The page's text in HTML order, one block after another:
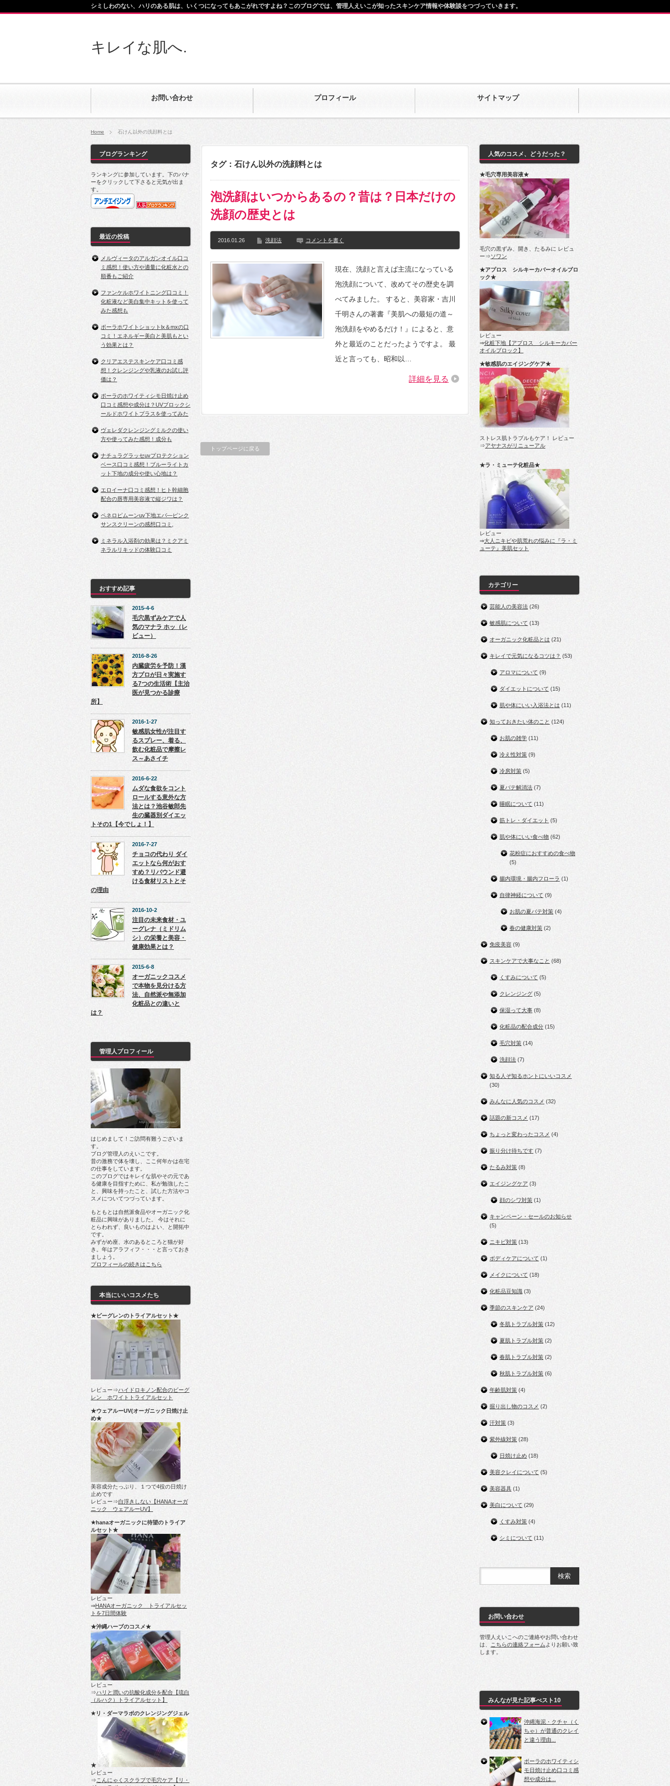
キレイな肌へ.
お問い合わせ プロフィール サイトマップ
シミしわのない、ハリのある肌は、いくつになってもあこがれですよね？このブログでは、管理人えいこが知ったスキンケア情報や体験談をつづっていきます。
Home 石けん以外の洗顔料とは
タグ：石けん以外の洗顔料とは
泡洗顔はいつからあるの？昔は？日本だけの
洗顔の歴史とは
2016.01.26 洗顔法 コメントを書く
現在、洗顔と言えば主流になっている
泡洗顔について、改めてその歴史を調
べてみました。 すると、美容家・吉川
千明さんの著書『美肌への最短の道～
泡洗顔をやめるだけ！』によると、意
外と最近のことだったようですよ。 最
近と言っても、昭和以…
詳細を見る
トップページに戻る
ブログランキング
ランキングに参加しています。下のバナ
ーをクリックして下さると元気が出ま
す。
最近の投稿
メルヴィータのアルガンオイル口コ
ミ感想！使い方や適量に化粧水との
順番もご紹介
ファンケルホワイトニング口コミ！
化粧液など美白集中キットを使って
みた感想も
ポーラホワイトショットlx＆mxの口
コミ！エネルギー美白と美肌もとい
う効果とは？
クリアエステスキンケア口コミ感
想！クレンジングや乳液のお試し評
価は？
ポーラのホワイティシモ日焼け止め
口コミ感想や成分は？UVブロックシ
ールドホワイトプラスを使ってみた
ヴェレダクレンジングミルクの使い
方や使ってみた感想！成分も
ナチュラグラッセuvプロテクション
ベース口コミ感想！ブルーライトカ
ット下地の成分や使い心地は？
エロイーナ口コミ感想！ヒト幹細胞
配合の唇専用美容液で縦ジワは？
ペネロピムーンuv下地エバ―ピンク
サンスクリーンの感想口コミ,
ミネラル入浴剤の効果は？ミクアミ
ネラルリキッドの体験口コミ
おすすめ記事
2015-4-6
毛穴黒ずみケアで人
気のマナラ ホッ（レ
ビュー）
2016-8-26
内臓疲労を予防！漢
方プロが日々実施す
る7つの生活術【主治
医が見つかる診療
所】
2016-1-27
敏感肌女性が注目す
るスプレー、着る、
飲む化粧品で摩擦レ
ス～あさイチ
2016-6-22
ムダな食欲をコント
ロールする意外な方
法とは？池谷敏郎先
生の臓器別ダイエッ
トその1【今でしょ！】
2016-7-27
チョコの代わり ダイ
エットなら何がおす
すめ？リバウンド避
ける食材リストとそ
の理由
2016-10-2
注目の未来食材・ユ
ーグレナ（ミドリム
シ）の栄養と美容・
健康効果とは？
2015-6-8
オーガニックコスメ
で本物を見分ける方
法、自然派や無添加
化粧品との違いと
は？
管理人プロフィール
はじめまして！ご訪問有難うございま
す。
ブログ管理人のえいこです。
昔の激務で体を壊し、ここ何年かは在宅
の仕事をしています。
このブログではキレイな肌やその元であ
る健康を目指すために、私が勉強したこ
と、興味を持ったこと、試した方法やコ
スメについてつづっています。
もともとは自然派食品やオーガニック化
粧品に興味がありました。 今はそれに
とらわれず、良いものはよい、と開拓中
です。
みずがめ座、水のあるところと猫が好
き。年はアラフィフ・・・と言っておき
ましょう。
プロフィールの続きはこちら
本当にいいコスメたち
★ビーグレンのトライアルセット★
レビュー⇒ハイドロキノン配合のビーグ
レン ホワイトトライアルセット
★ウェアルーUV(オーガニック日焼け止
め★
美容成分たっぷり、１つで4役の日焼け
止めです
レビュー⇒白浮きしない【HANAオーガ
ニック ウェアルーUV】
★hanaオーガニックに待望のトライア
ルセット★
レビュー
⇒HANAオーガニック トライアルセッ
トを7日間体験
★沖縄ハーブのコスメ★
レビュー
⇒ハリと潤いの抗酸化成分を配合【琉白
（ルハク）トライアルセット】
★リ・ダーマラボのクレンジングジェル
★
レビュー
⇒ こんにゃくスクラブで毛穴ケア【リ・
人気のコスメ、どうだった？
★毛穴専用美容液★
毛穴の黒ずみ、開き、たるみに レビュ
ー⇒ソワン
★アプロス シルキーカバーオイルブロ
ック★
レビュー
⇒化粧下地【アプロス シルキーカバー
オイルブロック】
★敏感肌のエイジングケア★
ストレス肌トラブルもケア！ レビュー
⇒アヤナスがリニューアル
★ラ・ミューテ化粧品★
レビュー
⇒大人ニキビや肌荒れの悩みに『ラ・ミ
ューテ』美肌セット
カテゴリー
芸能人の美容法 (26)
敏感肌について (13)
オーガニック化粧品とは (21)
キレイで元気になるコツは？ (53)
アロマについて (9)
ダイエットについて (15)
肌や体にいい入浴法とは (11)
知っておきたい体のこと (124)
お肌の雑学 (11)
冷え性対策 (9)
冷房対策 (5)
夏バテ解消法 (7)
睡眠について (11)
筋トレ・ダイエット (5)
肌や体にいい食べ物 (62)
花粉症におすすめの食べ物
(5)
腸内環境・腸内フローラ (1)
自律神経について (9)
お肌の夏バテ対策 (4)
春の健康対策 (2)
免疫美容 (9)
スキンケアで大事なこと (68)
くすみについて (5)
クレンジング (5)
保湿って大事 (8)
化粧品の配合成分 (15)
毛穴対策 (14)
洗顔法 (7)
知る人ぞ知るホントにいいコスメ
(30)
みんなに人気のコスメ (32)
話題の新コスメ (17)
ちょっと変わったコスメ (4)
振り分け待ちです (7)
たるみ対策 (8)
エイジングケア (3)
顔のシワ対策 (1)
キャンペーン・セールのお知らせ
(5)
ニキビ対策 (13)
ボディケアについて (1)
メイクについて (18)
化粧品豆知識 (3)
季節のスキンケア (24)
冬肌トラブル対策 (12)
夏肌トラブル対策 (2)
春肌トラブル対策 (2)
秋肌トラブル対策 (6)
年齢肌対策 (4)
掘り出し物のコスメ (2)
汗対策 (3)
紫外線対策 (28)
日焼け止め (18)
美容クレイについて (5)
美容器具 (1)
美白について (29)
くすみ対策 (4)
シミについて (11)
お問い合わせ
管理人えいこへのご連絡やお問い合わせ
は、
こちらの連絡フォーム よりお願い致
します。
みんなが見た記事べスト10
沖縄海泥・クチャ（く
ちゃ）が普通のクレイ
と違う理由...
ポーラのホワイティシ
モ日焼け止め口コミ感
想や成分は...